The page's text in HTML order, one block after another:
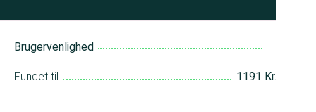
Brugervenlighed
Fundet til 1191 Kr.